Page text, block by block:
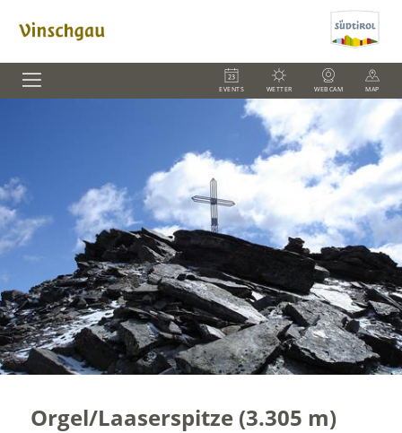
EVENTS WETTER WEBCAM MAP
Orgel/Laaserspitze (3.305 m)